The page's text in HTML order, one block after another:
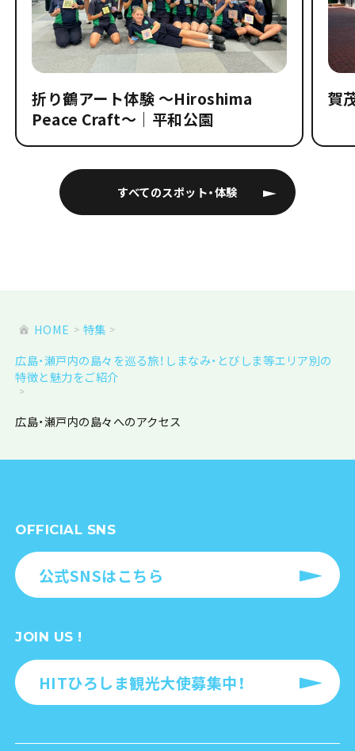
すべてのスポット・体験
折り鶴アート体験 〜Hiroshima
Peace Craft〜｜平和公園
賀
HOME
特集
広島・瀬戸内の島々を巡る旅！しまなみ・とびしま等エリア別の
特徴と魅力をご紹介
広島・瀬戸内の島々へのアクセス
OFFICIAL SNS
公式SNSはこちら
JOIN US !
HITひろしま観光大使募集中！